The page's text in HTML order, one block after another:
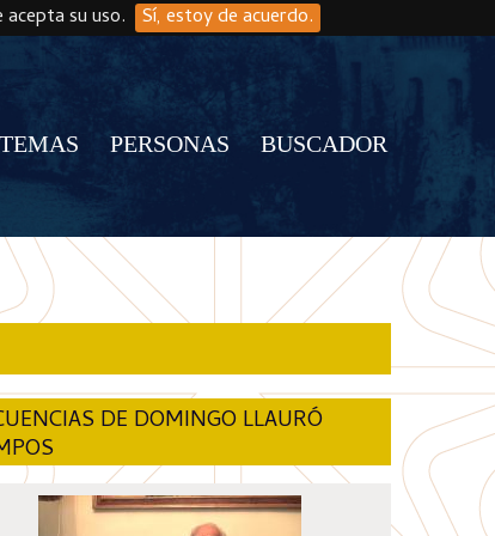
su uso. Sí, estoy de acuerdo.
TEMAS PERSONAS BUSCADOR
DE DOMINGO LLAURÓ